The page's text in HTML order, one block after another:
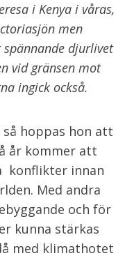
i Kenya i våras,
men
spännande djurlivet
vid gränsen mot
ingick också.
hoppas hon att
år kommer att
konflikter innan
Med andra
och för
kunna stärkas
med klimathotet